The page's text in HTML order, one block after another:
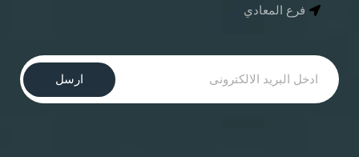
فرع المعادي
ارسل